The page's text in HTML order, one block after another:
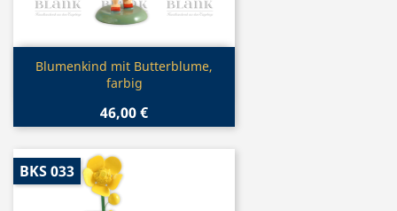
Vorschau
Blumenkind mit Butterblume,
farbig
46,00 €
BKS 033